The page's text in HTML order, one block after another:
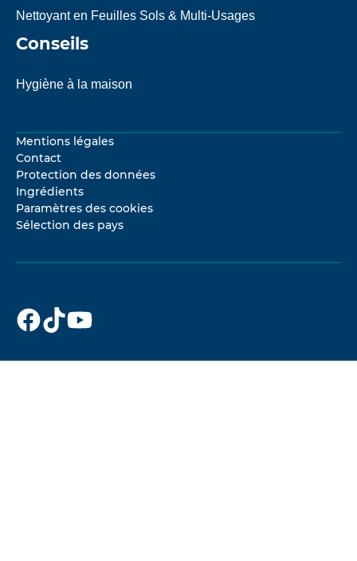
Nettoyant en Feuilles Sols & Multi-Usages
Conseils
Hygiène à la maison
Mentions légales
Contact
Protection des données
Ingrédients
Paramètres des cookies
Sélection des pays
Dr. Beckmann
sur
Dr. Beckmann
sur
Dr. Beckmann